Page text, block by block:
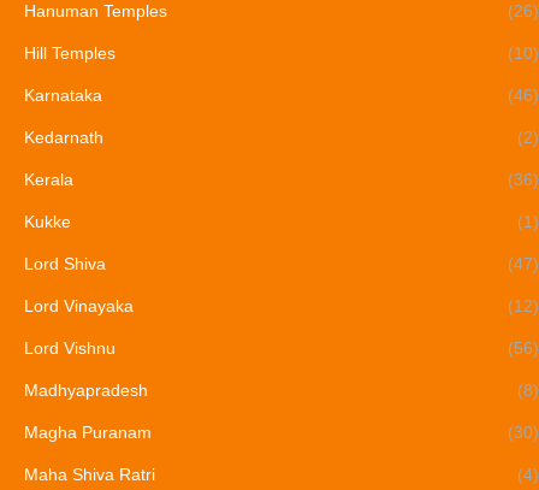
Hanuman Temples (26)
Hill Temples (10)
Karnataka (46)
Kedarnath (2)
Kerala (36)
Kukke (1)
Lord Shiva (47)
Lord Vinayaka (12)
Lord Vishnu (56)
Madhyapradesh (8)
Magha Puranam (30)
Maha Shiva Ratri (4)